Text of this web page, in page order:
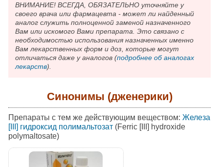
ВНИМАНИЕ! ВСЕГДА, ОБЯЗАТЕЛЬНО уточняйте у
своего врача или фармацевта - может ли найденный
аналог служить полноценной заменой назначенного
Вам или искомого Вами препарата. Это связано с
необходимостью использования назначенных именно
Вам лекарственных форм и доз, которые могут
отличаться даже у аналогов (подробнее об аналогах
лекарств).
Синонимы (дженерики)
Препараты с тем же действующим веществом: Железа
[III] гидроксид полимальтозат(Ferric [III] hydroxide
polymaltosate)